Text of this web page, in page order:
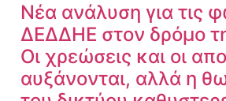
Νέα ανάλυση για τις
ΔΕΔΔΗΕ στον δρόμο
Οι χρεώσεις και οι
αυξάνονται, αλλά η